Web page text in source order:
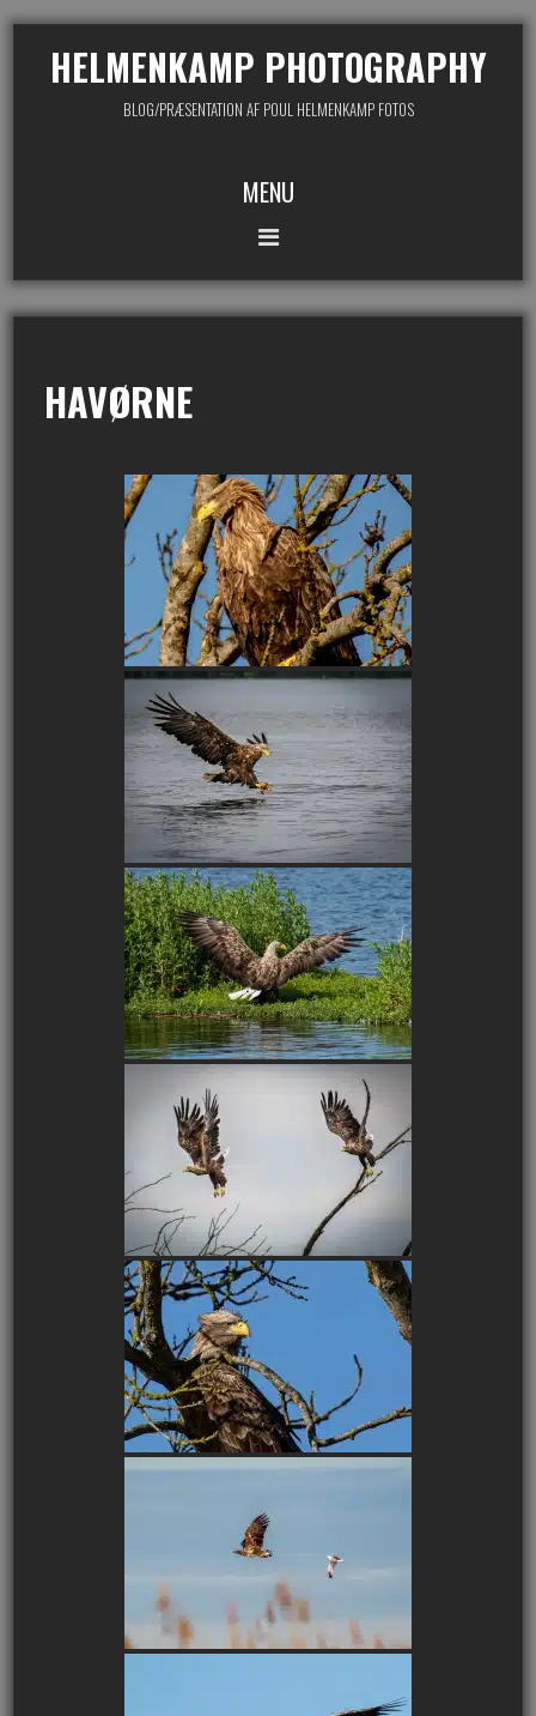
HELMENKAMP PHOTOGRAPHY
BLOG/PRÆSENTATION AF POUL HELMENKAMP FOTOS
MENU
HAVØRNE